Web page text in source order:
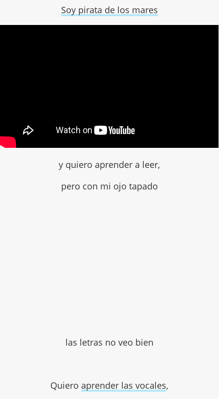
Soy pirata de los mares
y quiero aprender a leer,
pero con mi ojo tapado
las letras no veo bien
Quiero aprender las vocales,